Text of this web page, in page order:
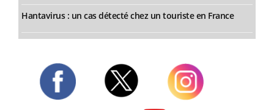
Hantavirus : un cas détecté chez un touriste en France